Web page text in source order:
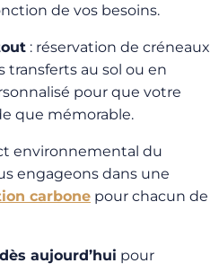
de vos besoins.
: réservation de créneaux
transferts au sol ou en
pour que votre
que mémorable.
environnemental du
engageons dans une
carbone pour chacun de
aujourd’hui pour